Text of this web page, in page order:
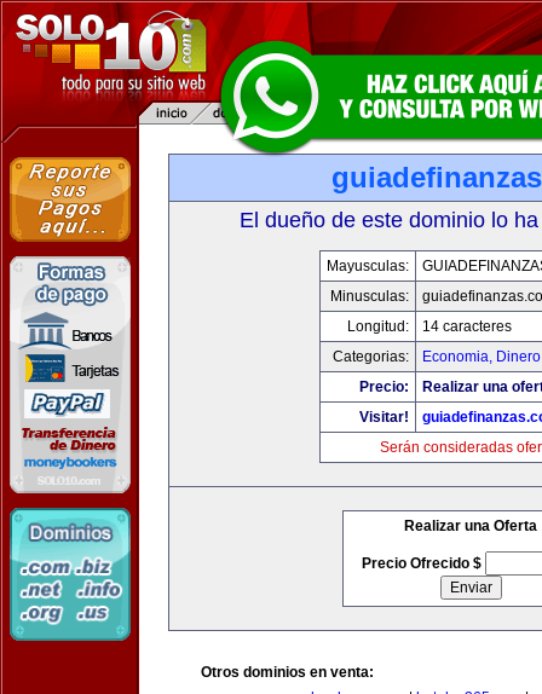
El dueño de este dominio lo
Mayusculas:
Minusculas:
Longitud:
14 caracteres
Categorias:
Economia,
Precio:
Realizar una
Visitar!
Serán consideradas
Realizar una Oferta
Precio Ofrecido $
Otros dominios en venta: